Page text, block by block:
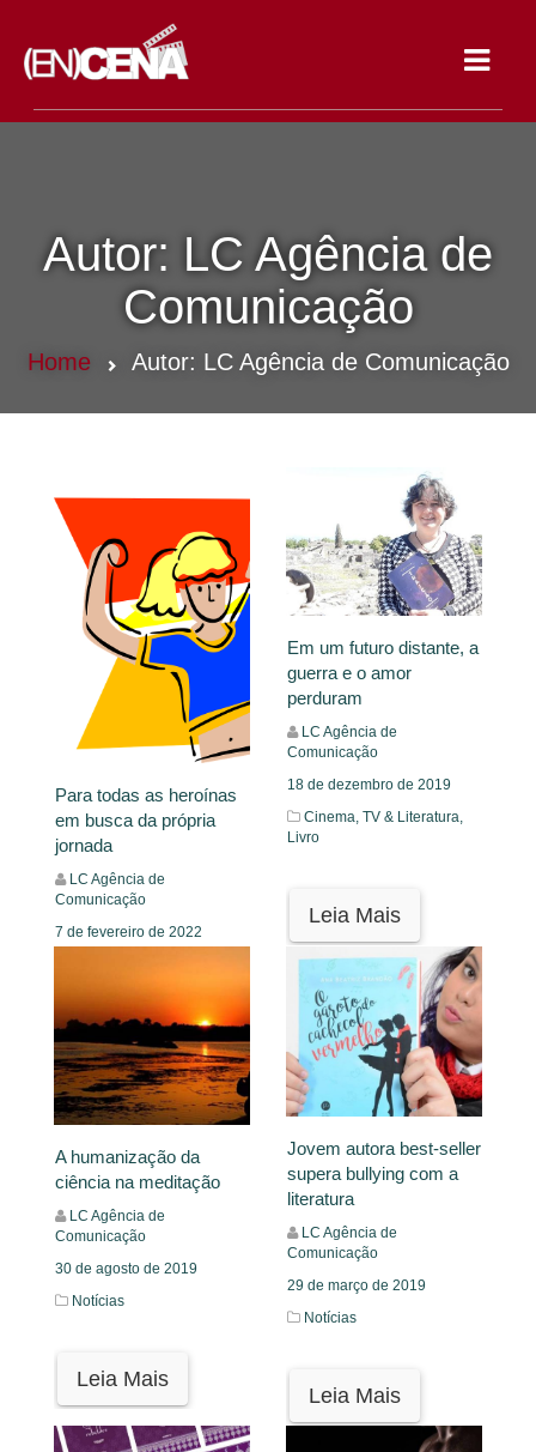
Autor: LC Agência de
Comunicação
Home Autor: LC Agência de Comunicação
Para todas as heroínas
em busca da própria
jornada
LC Agência de
Comunicação
7 de fevereiro de 2022
Leia Mais
Em um futuro distante, a
guerra e o amor
perduram
LC Agência de
Comunicação
18 de dezembro de 2019
Cinema, TV & Literatura,
Livro
Leia Mais
A humanização da
ciência na meditação
LC Agência de
Comunicação
30 de agosto de 2019
Notícias
Leia Mais
Jovem autora best-seller
supera bullying com a
literatura
LC Agência de
Comunicação
29 de março de 2019
Notícias
Leia Mais